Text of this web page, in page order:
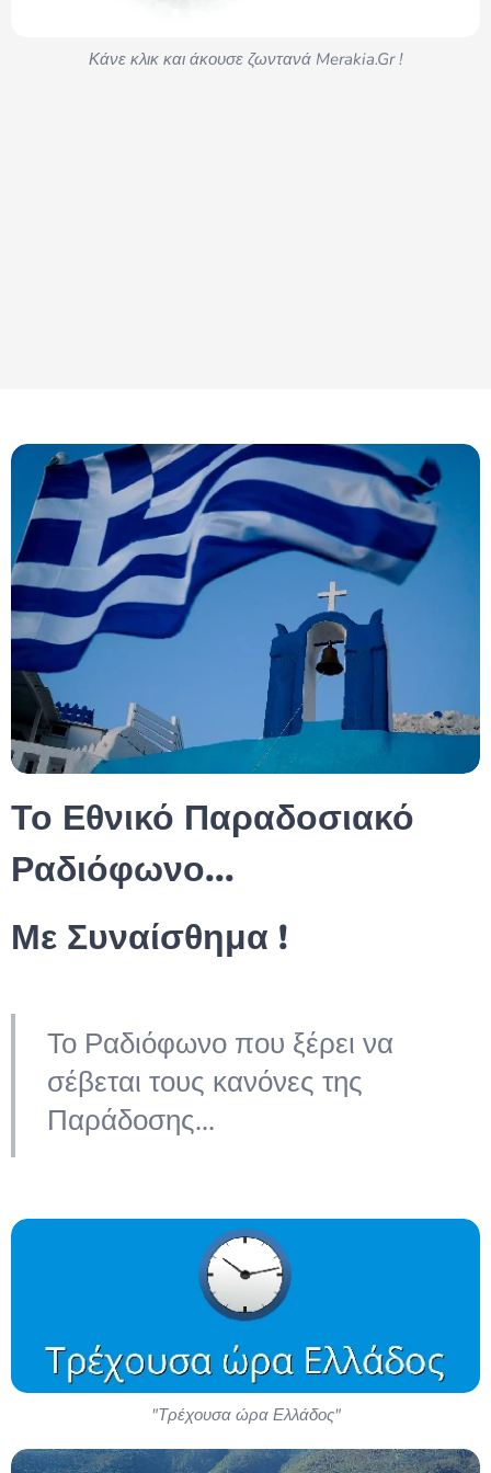
Κάνε κλικ και άκουσε ζωντανά Merakia.Gr !
Το Εθνικό Παραδοσιακό
Ραδιόφωνο...
Με Συναίσθημα !
Το Ραδιόφωνο που ξέρει να
σέβεται τους κανόνες της
Παράδοσης...
"Τρέχουσα ώρα Ελλάδος"